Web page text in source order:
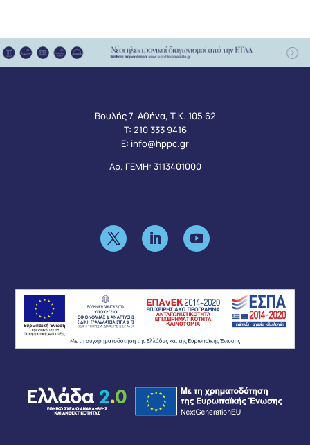
Βουλής 7, Αθήνα, Τ.Κ. 105 62
Τ: 210 333 9416
Ε: info@hppc.gr
Αρ. ΓΕΜΗ: 3113401000